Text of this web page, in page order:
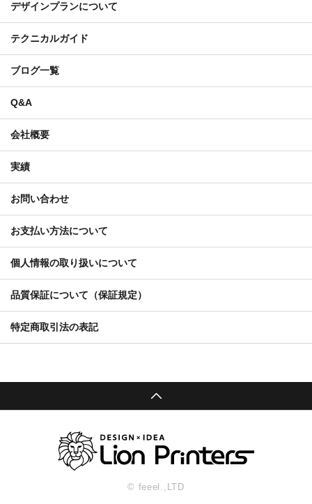
デザインプランについて
テクニカルガイド
ブログ一覧
Q&A
会社概要
実績
お問い合わせ
お支払い方法について
個人情報の取り扱いについて
品質保証について（保証規定）
特定商取引法の表記
© feeel.,LTD